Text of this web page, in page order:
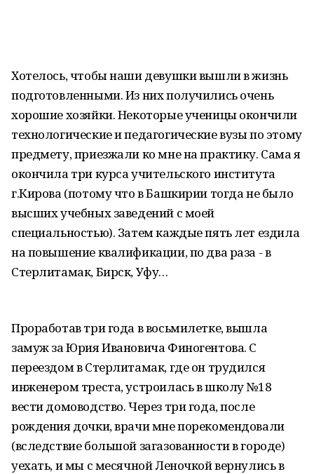
Хотелось, чтобы наши девушки вышли в жизнь
подготовленными. Из них получились очень
хорошие хозяйки. Некоторые ученицы окончили
технологические и педагогические вузы по этому
предмету, приезжали ко мне на практику. Сама я
окончила три курса учительского института
г.Кирова (потому что в Башкирии тогда не было
высших учебных заведений с моей
специальностью). Затем каждые пять лет ездила
на повышение квалификации, по два раза - в
Стерлитамак, Бирск, Уфу…
Проработав три года в восьмилетке, вышла
замуж за Юрия Ивановича Финогентова. С
переездом в Стерлитамак, где он трудился
инженером треста, устроилась в школу №18
вести домоводство. Через три года, после
рождения дочки, врачи мне порекомендовали
(вследствие большой загазованности в городе)
уехать, и мы с месячной Леночкой вернулись в